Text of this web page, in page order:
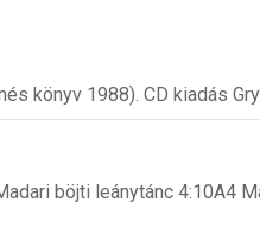
könyv 1988). CD kiadás
böjti leánytánc 4:10A4